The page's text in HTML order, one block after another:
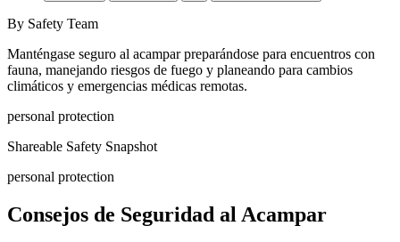
By Safety Team
Manténgase seguro al acampar preparándose para encuentros con
fauna, manejando riesgos de fuego y planeando para cambios
climáticos y emergencias médicas remotas.
personal protection
Shareable Safety Snapshot
personal protection
Consejos de Seguridad al Acampar